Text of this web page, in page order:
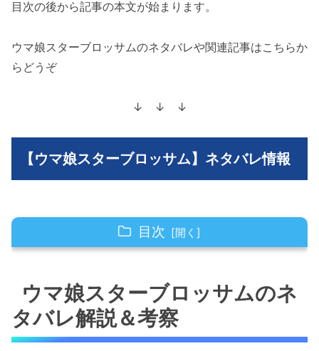
目次の後から記事の本文が始まります。
ウマ娘スターブロッサムのネタバレや関連記事はこちらか
らどうぞ
↓ ↓ ↓
【ウマ娘スターブロッサム】ネタバレ情報
目次
ウマ娘スターブロッサムの10話のネタバレ最新
話！サクラローレルは療養中！
ウマ娘スターブロッサムの10話のネタバレ最新
ウマ娘スターブロッサムのネ
タバレ解説＆考察